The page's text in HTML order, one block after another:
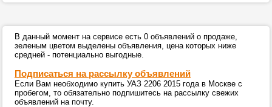
В данный момент на сервисе есть 0 объявлений о продаже,
зеленым цветом выделены объявления, цена которых ниже
средней - потенциально выгодные.
Подписаться на рассылку объявлений
Если Вам необходимо купить УАЗ 2206 2015 года в Москве с
пробегом, то обязательно подпишитесь на рассылку свежих
объявлений на почту.